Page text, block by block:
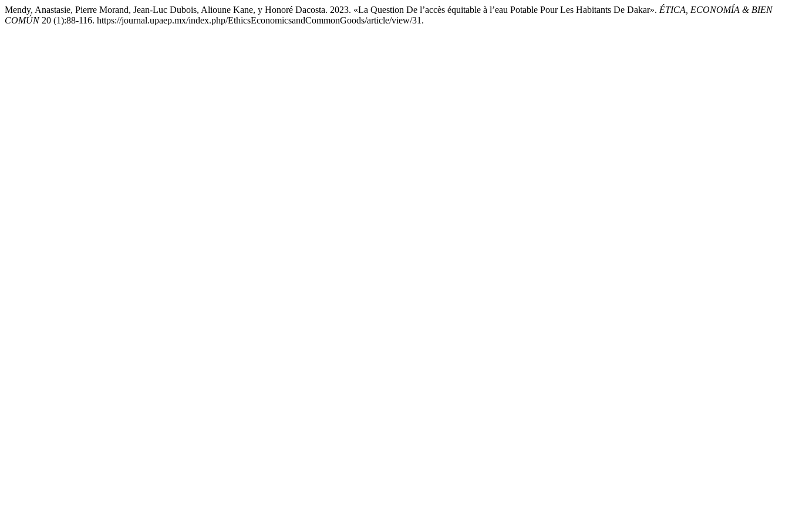
Mendy, Anastasie, Pierre Morand, Jean-Luc Dubois, Alioune Kane, y Honoré Dacosta. 2023. «La Question De l’accès équitable à l’eau Potable Pour Les Habitants De Dakar». ÉTICA, ECONOMÍA & BIEN
COMÚN20 (1):88-116. https://journal.upaep.mx/index.php/EthicsEconomicsandCommonGoods/article/view/31.